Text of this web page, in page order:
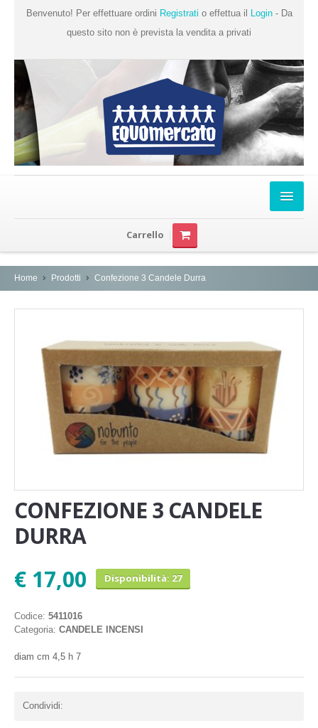
Benvenuto! Per effettuare ordini Registrati o effettua il Login- Da
questo sito non è prevista la vendita a privati
Chi Siamo
Prodotti
Produttori
Documenti
Carrello
Home Prodotti Confezione 3 Candele Durra
CONFEZIONE 3 CANDELE
DURRA
€ 17,00
Disponibilità: 27
Codice: 5411016
Categoria: CANDELE INCENSI
diam cm 4,5 h 7
Condividi: